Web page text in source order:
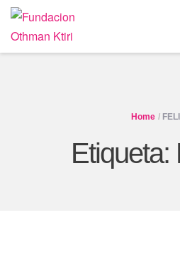
Home /
Etiqueta: